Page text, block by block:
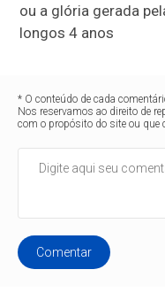
ou a glória gerada
longos 4 anos
* O conteúdo de cada
Nos reservamos ao direito de
com o propósito do site ou que
Comentar